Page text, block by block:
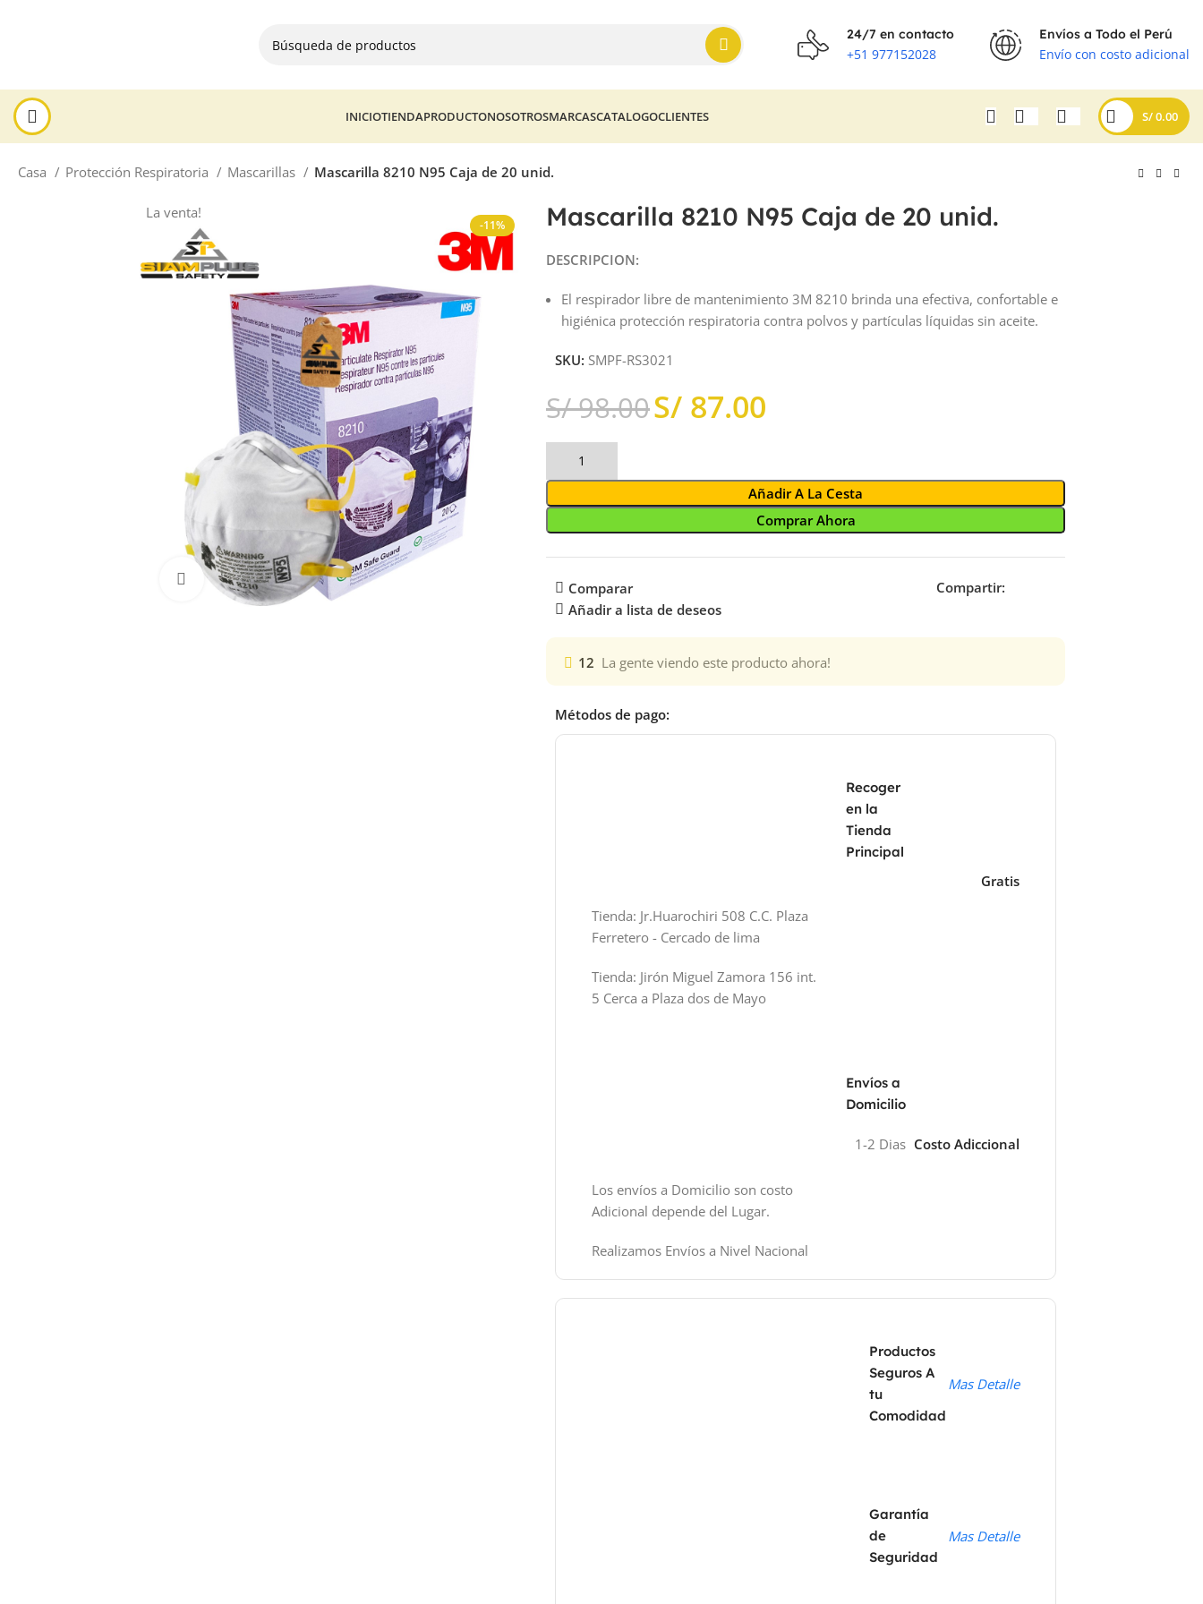
24/7 en contacto
+51 977152028
Envíos a Todo el Perú
Envío con costo adicional
INICIOTIENDAPRODUCTONOSOTROSMARCASCATALOGOCLIENTES S/0.00
Casa Protección Respiratoria Mascarillas Mascarilla 8210 N95 Caja de 20 unid.
-11%
La venta!
Haga Click para agrandar
Mascarilla 8210 N95 Caja de 20 unid.
DESCRIPCION:
El respirador libre de mantenimiento 3M 8210 brinda una efectiva, confortable e
higiénica protección respiratoria contra polvos y partículas líquidas sin aceite.
SKU: SMPF-RS3021
S/98.00S/ 87.00
Añadir A La Cesta
Comprar Ahora
Comparar
Añadir a lista de deseos
Compartir:
12 La gente viendo este producto ahora!
Métodos de pago:
Recoger
en la
Tienda
Principal
Tienda: Jr.Huarochiri 508 C.C. Plaza
Ferretero - Cercado de lima
Tienda: Jirón Miguel Zamora 156 int.
5 Cerca a Plaza dos de Mayo
Gratis
Envíos a
Domicilio
Los envíos a Domicilio son costo
Adicional depende del Lugar.
Realizamos Envíos a Nivel Nacional
1-2 Dias Costo Adiccional
Productos
Seguros A
tu
Comodidad
Mas Detalle
Garantía
de
Seguridad
Mas Detalle